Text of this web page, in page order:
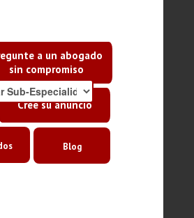
a un abogado
sin compromiso
Cree su anuncio
Blog